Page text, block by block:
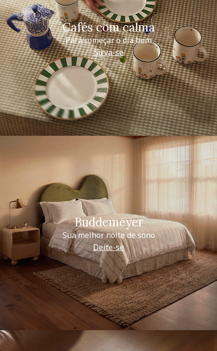
Cafés com calma
Para começar o dia bem
Sirva-se
Buddemeyer
Sua melhor noite de sono
Deite-se